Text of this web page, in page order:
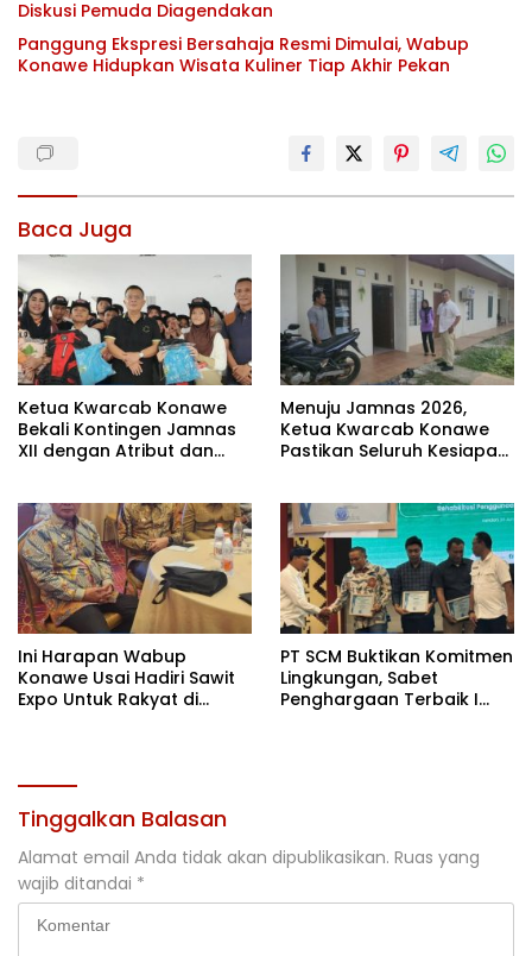
Diskusi Pemuda Diagendakan
Panggung Ekspresi Bersahaja Resmi Dimulai, Wabup
Konawe Hidupkan Wisata Kuliner Tiap Akhir Pekan
Baca Juga
Ketua Kwarcab Konawe
Bekali Kontingen Jamnas
XII dengan Atribut dan
Menuju Jamnas 2026,
Ketua Kwarcab Konawe
Pastikan Seluruh Kesiapan
Ini Harapan Wabup
Konawe Usai Hadiri Sawit
Expo Untuk Rakyat di
PT SCM Buktikan Komitmen
Lingkungan, Sabet
Penghargaan Terbaik I
Tinggalkan Balasan
Alamat email Anda tidak akan dipublikasikan. Ruas yang
wajib ditandai *